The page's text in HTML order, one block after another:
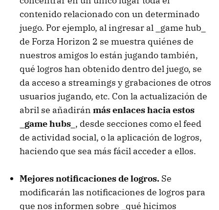
contenido relacionado con un determinado
juego. Por ejemplo, al ingresar al _game hub_
de Forza Horizon 2 se muestra quiénes de
nuestros amigos lo están jugando también,
qué logros han obtenido dentro del juego, se
da acceso a streamings y grabaciones de otros
usuarios jugando, etc. Con la actualización de
abril se añadirán más enlaces hacia estos
_game hubs_ , desde secciones como el feed
de actividad social, o la aplicación de logros,
haciendo que sea más fácil acceder a ellos.
Mejores notificaciones de logros. Se
modificarán las notificaciones de logros para
que nos informen sobre _qué hicimos